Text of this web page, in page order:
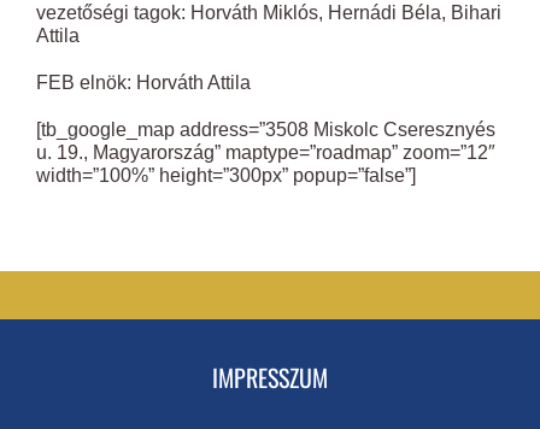
vezetőségi tagok: Horváth Miklós, Hernádi Béla, Bihari
Attila
FEB elnök: Horváth Attila
[tb_google_map address=”3508 Miskolc Cseresznyés
u. 19., Magyarország” maptype=”roadmap” zoom=”12″
width=”100%” height=”300px” popup=”false”]
IMPRESSZUM